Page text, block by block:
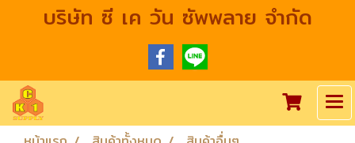
บริษัท ซี เค วัน ซัพพลาย จำกัด